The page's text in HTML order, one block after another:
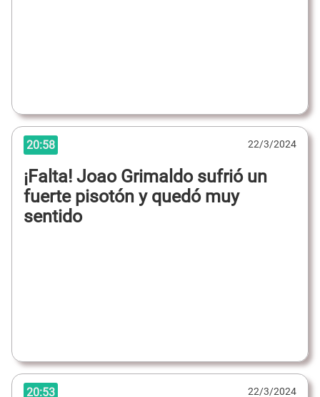
20:58 22/3/2024
¡Falta! Joao Grimaldo sufrió un
fuerte pisotón y quedó muy
sentido
20:53 22/3/2024